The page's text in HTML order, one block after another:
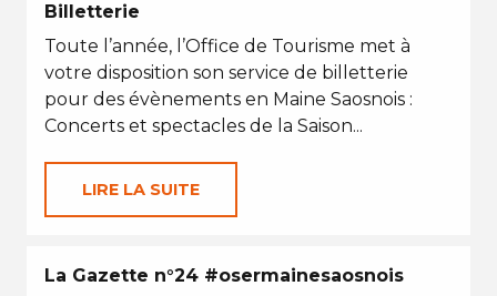
Billetterie
Toute l’année, l’Office de Tourisme met à
votre disposition son service de billetterie
pour des évènements en Maine Saosnois :
Concerts et spectacles de la Saison...
LIRE LA SUITE
La Gazette n°24 #osermainesaosnois